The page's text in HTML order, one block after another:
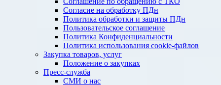
Согласие на обработку ПДн
Политика обработки и защиты ПДн
Пользовательское соглашение
Политика Конфиденциальности
Политика использования cookie-файлов
Закупка товаров, услуг
Положение о закупках
Пресс-служба
СМИ о нас